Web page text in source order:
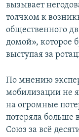
вызывает
толчком к
общественного
домой», которое
выступая за
По мнению
мобилизации не
на огромные
потеряла больше
Союз за всё